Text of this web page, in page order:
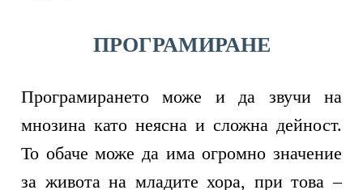
ПРОГРАМИРАНЕ
Програмирането може и да звучи на
мнозина като неясна и сложна дейност.
То обаче може да има огромно значение
за живота на младите хора, при това –